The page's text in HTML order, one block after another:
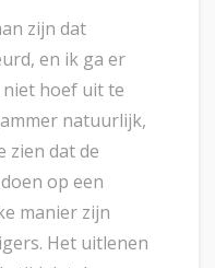
zijn dat
en ik ga er
niet hoef uit te
natuurlijk,
zien dat de
op een
manier zijn
Het uitlenen